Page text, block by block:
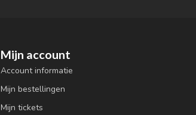
Mijn account
Account informatie
Mijn bestellingen
Mijn tickets